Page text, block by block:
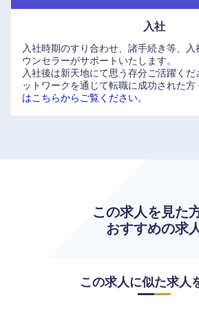
入社
入社時期のすり合わせ、諸手続き等、入
ウンセラーがサポートいたします。
入社後は新天地にて思う存分ご活躍くだ
ットワークを通じて転職に成功された方
はこちらからご覧ください。
この求人を見た
おすすめの求
この求人に似た求人
鳥取県 島